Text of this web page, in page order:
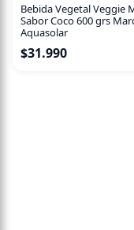
Bebida Vegetal Veggie
Sabor Coco 600 grs
Aquasolar
$31.990